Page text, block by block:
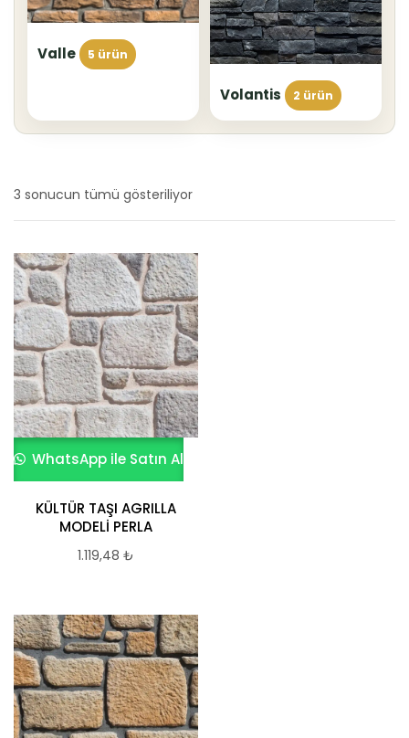
Valle 5 ürün
Volantis 2 ürün
3 sonucun tümü gösteriliyor
yeniye
göre
sıralandı
WhatsApp ile Satın Al
KÜLTÜR TAŞI AGRILLA
MODELİ PERLA
1.119,48 ₺